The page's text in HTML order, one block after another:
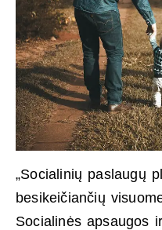
„Socialinių paslaugų
besikeičiančių
Socialinės apsaugos